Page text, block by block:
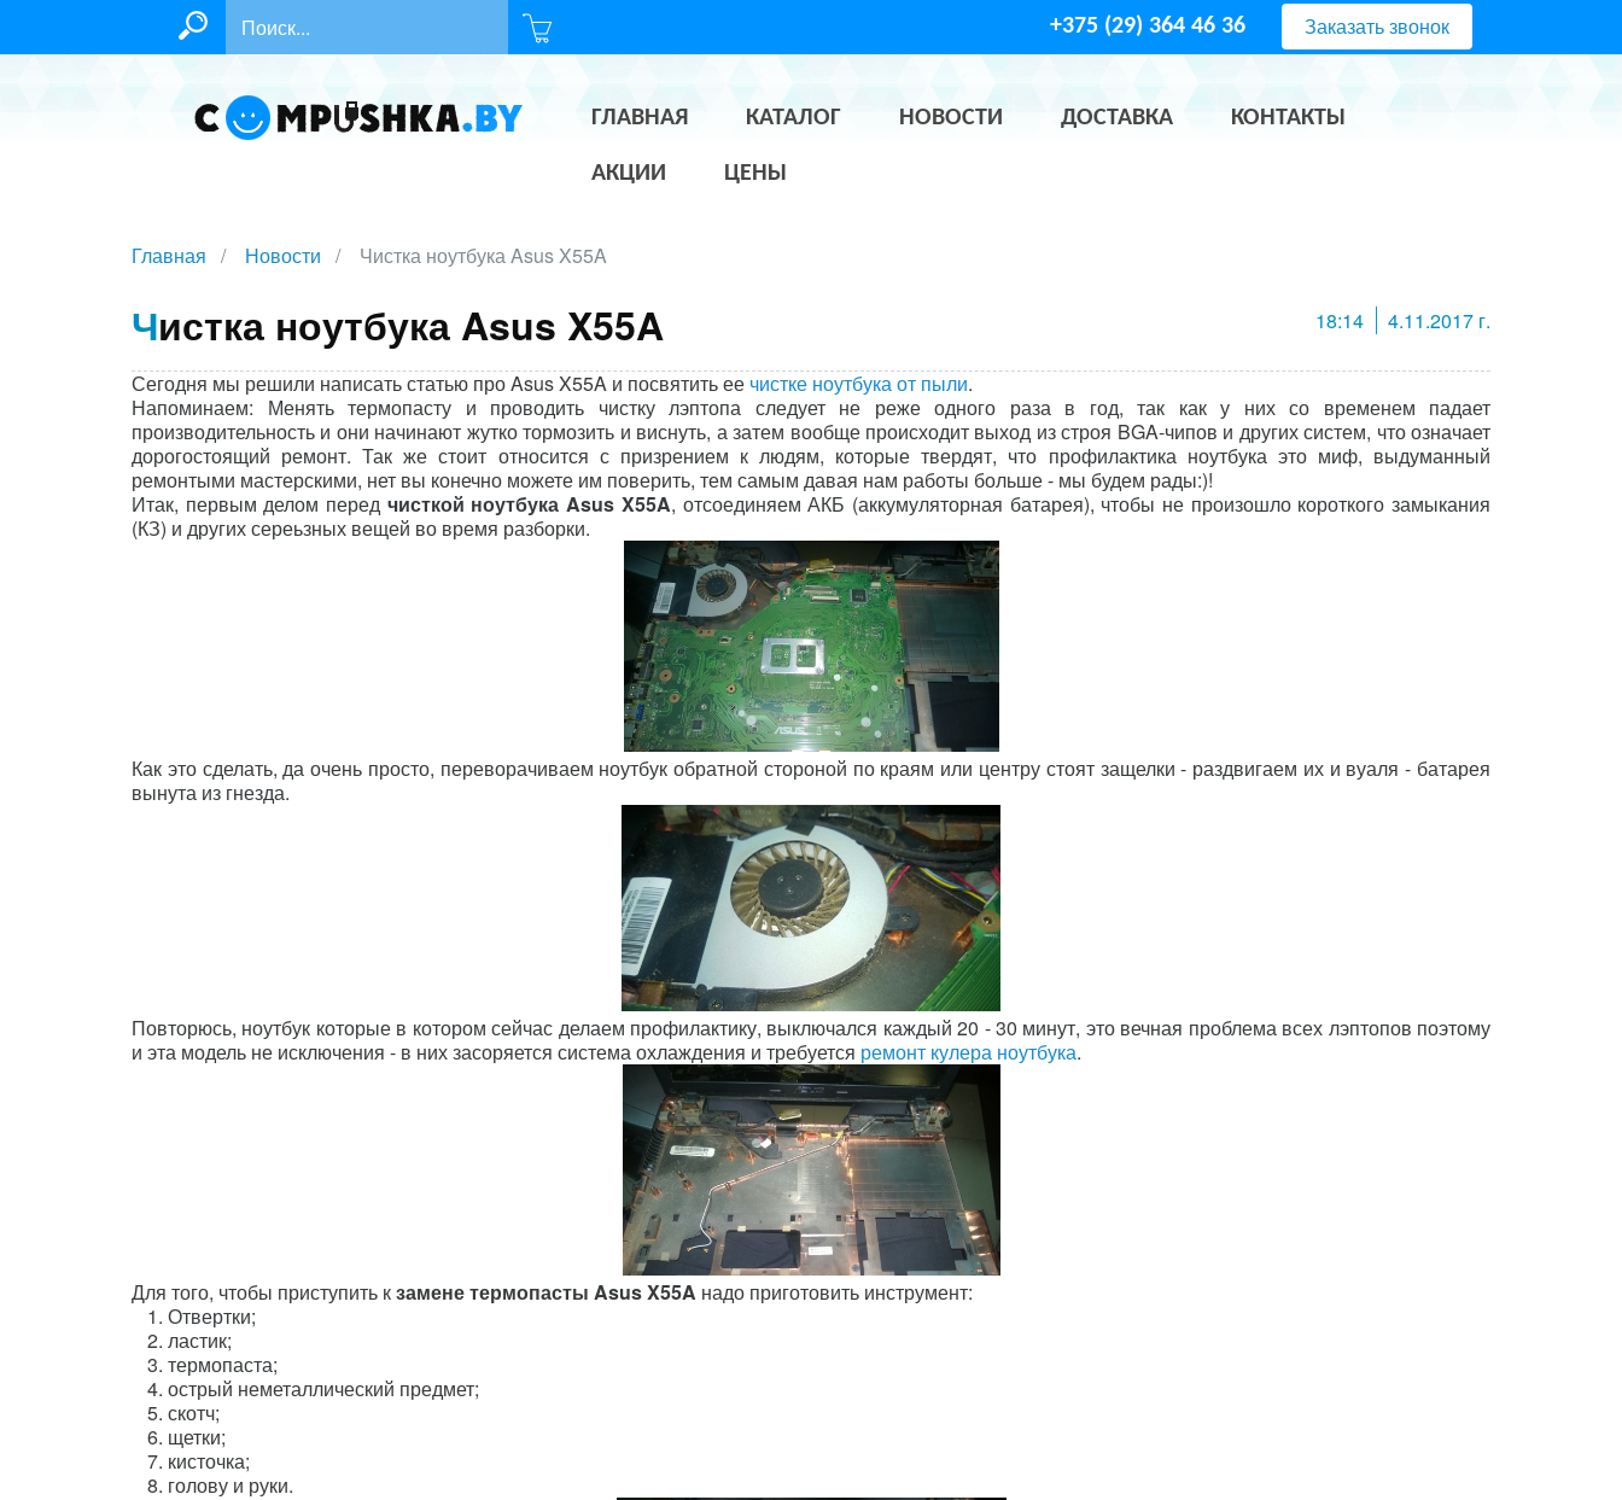
+375 (29) 364 46 36 Заказать звонок
ГЛАВНАЯ КАТАЛОГ НОВОСТИ ДОСТАВКА КОНТАКТЫ
АКЦИИ ЦЕНЫ
Главная Новости Чистка ноутбука Asus X55A
18:14 4.11.2017 г.
Чистка ноутбука Asus X55A
Сегодня мы решили написать статью про Asus X55A и посвятить ее чистке ноутбука от пыли.
Напоминаем: Менять термопасту и проводить чистку лэптопа следует не реже одного раза в год, так как у них со временем падает
производительность и они начинают жутко тормозить и виснуть, а затем вообще происходит выход из строя BGA-чипов и других систем, что означает
дорогостоящий ремонт. Так же стоит относится с призрением к людям, которые твердят, что профилактика ноутбука это миф, выдуманный
ремонтыми мастерскими, нет вы конечно можете им поверить, тем самым давая нам работы больше - мы будем рады:)!
Итак, первым делом перед чисткой ноутбука Asus X55A, отсоединяем АКБ (аккумуляторная батарея), чтобы не произошло короткого замыкания
(КЗ) и других сереьзных вещей во время разборки.
Как это сделать, да очень просто, переворачиваем ноутбук обратной стороной по краям или центру стоят защелки - раздвигаем их и вуаля - батарея
вынута из гнезда.
Повторюсь, ноутбук которые в котором сейчас делаем профилактику, выключался каждый 20 - 30 минут, это вечная проблема всех лэптопов поэтому
и эта модель не исключения - в них засоряется система охлаждения и требуется ремонт кулера ноутбука.
Для того, чтобы приступить кзамене термопасты Asus X55A надо приготовить инструмент:
Отвертки;
ластик;
термопаста;
острый неметаллический предмет;
скотч;
щетки;
кисточка;
голову и руки.